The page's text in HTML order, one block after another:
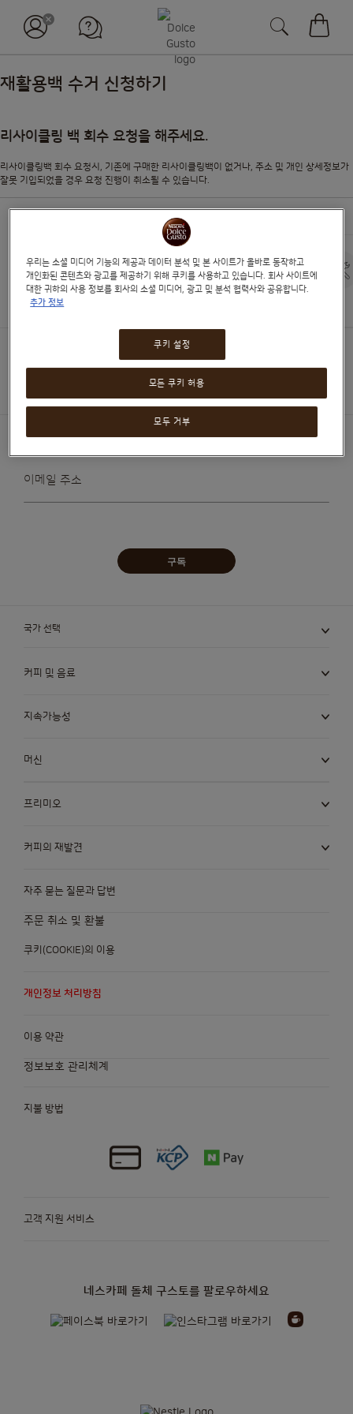
재활용백 수거 신청하기
리사이클링 백 회수 요청을 해주세요.
리사이클링백 회수 요청시, 기존에 구매한 리사이클링백이 없거나, 주소 및 개인 상세정보가
잘못 기입되었을 경우 요청 진행이 취소될 수 있습니다.
뉴스레터
구독
카카오톡
채널 추가
자주
묻는
질문
재활용백 수거 신청하기
뉴스레터를
받아보겠습니다:
이메일 주소
구독
국가 선택
커피 및 음료
지속가능성
머신
프리미오
커피의 재발견
네스카페 돌체 구스토를 팔로우하세요
지불 방법
고객 지원 서비스
자주 묻는 질문과 답변
주문 취소 및 환불
쿠키(COOKIE)의 이용
개인정보 처리방침
이용 약관
정보보호 관리체계
우리는 소셜 미디어 기능의 제공과 데이터 분석 및 본 사이트가 올바로 동작하고
개인화된 콘텐츠와 광고를 제공하기 위해 쿠키를 사용하고 있습니다. 회사 사이트에
대한 귀하의 사용 정보를 회사의 소셜 미디어, 광고 및 분석 협력사와 공유합니다.
추가 정보
쿠키 설정
모두 거부
모든 쿠키 허용